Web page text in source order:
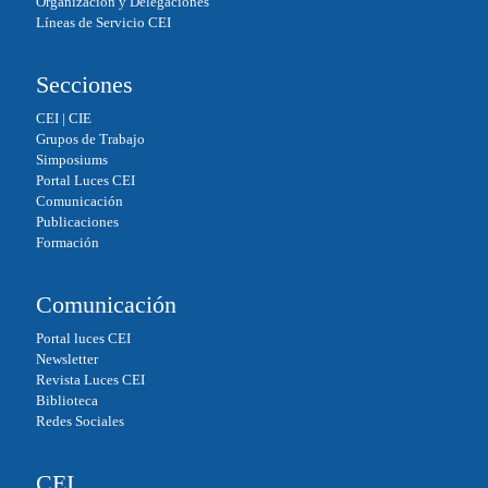
Líneas de Servicio CEI
Secciones
CEI| CIE
Grupos de Trabajo
Simposiums
Portal Luces CEI
Comunicación
Publicaciones
Formación
Comunicación
Portal luces CEI
Newsletter
Revista Luces CEI
Biblioteca
Redes Sociales